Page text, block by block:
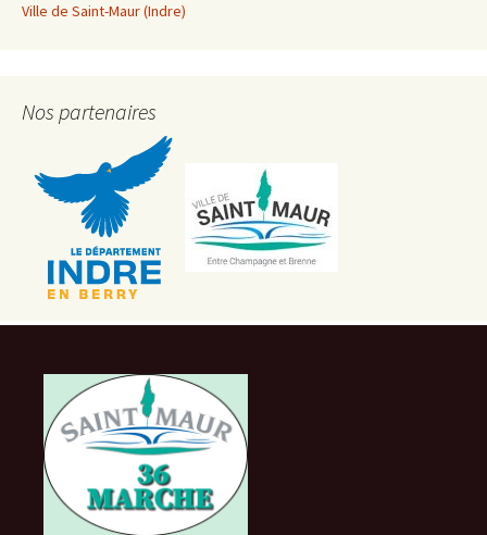
Ville de Saint-Maur (Indre)
Nos partenaires